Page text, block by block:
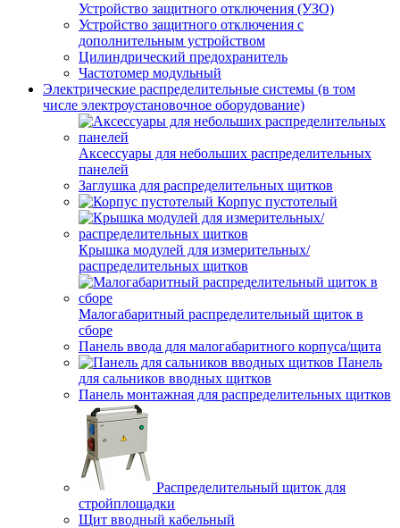
Устройство защитного отключения (УЗО)
Устройство защитного отключения с
дополнительным устройством
Цилиндрический предохранитель
Частотомер модульный
Электрические распределительные системы (в том
числе электроустановочное оборудование)
Аксессуары для небольших распределительных
панелей
Заглушка для распределительных щитков
Корпус пустотелый
Крышка модулей для измерительных/
распределительных щитков
Малогабаритный распределительный щиток в
сборе
Панель ввода для малогабаритного корпуса/щита
Панель
для сальников вводных щитков
Панель монтажная для распределительных щитков
Распределительный щиток для
стройплощадки
Щит вводный кабельный